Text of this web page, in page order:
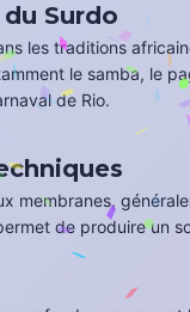
Surdo
les traditions
le samba, le
de Rio.
membranes,
de produire un